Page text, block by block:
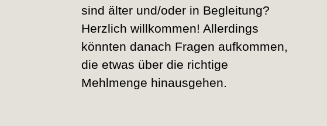
sind älter und/oder in Begleitung?
Herzlich willkommen! Allerdings
könnten danach Fragen aufkommen,
die etwas über die richtige
Mehlmenge hinausgehen.